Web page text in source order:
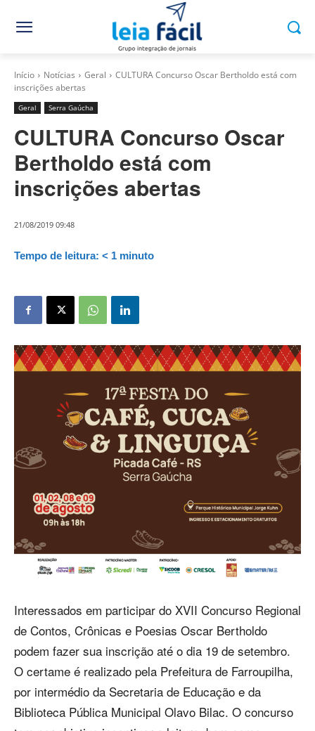
Início Notícias Geral
CULTURA Concurso Oscar Bertholdo está com
inscrições abertas
Geral Serra Gaúcha
CULTURA Concurso Oscar
Bertholdo está com
inscrições abertas
21/08/2019 09:48
Tempo de leitura: < 1 minuto
Interessados em participar do XVII Concurso Regional
de Contos, Crônicas e Poesias Oscar Bertholdo
podem fazer sua inscrição até o dia 19 de setembro.
O certame é realizado pela Prefeitura de Farroupilha,
por intermédio da Secretaria de Educação e da
Biblioteca Pública Municipal Olavo Bilac. O concurso